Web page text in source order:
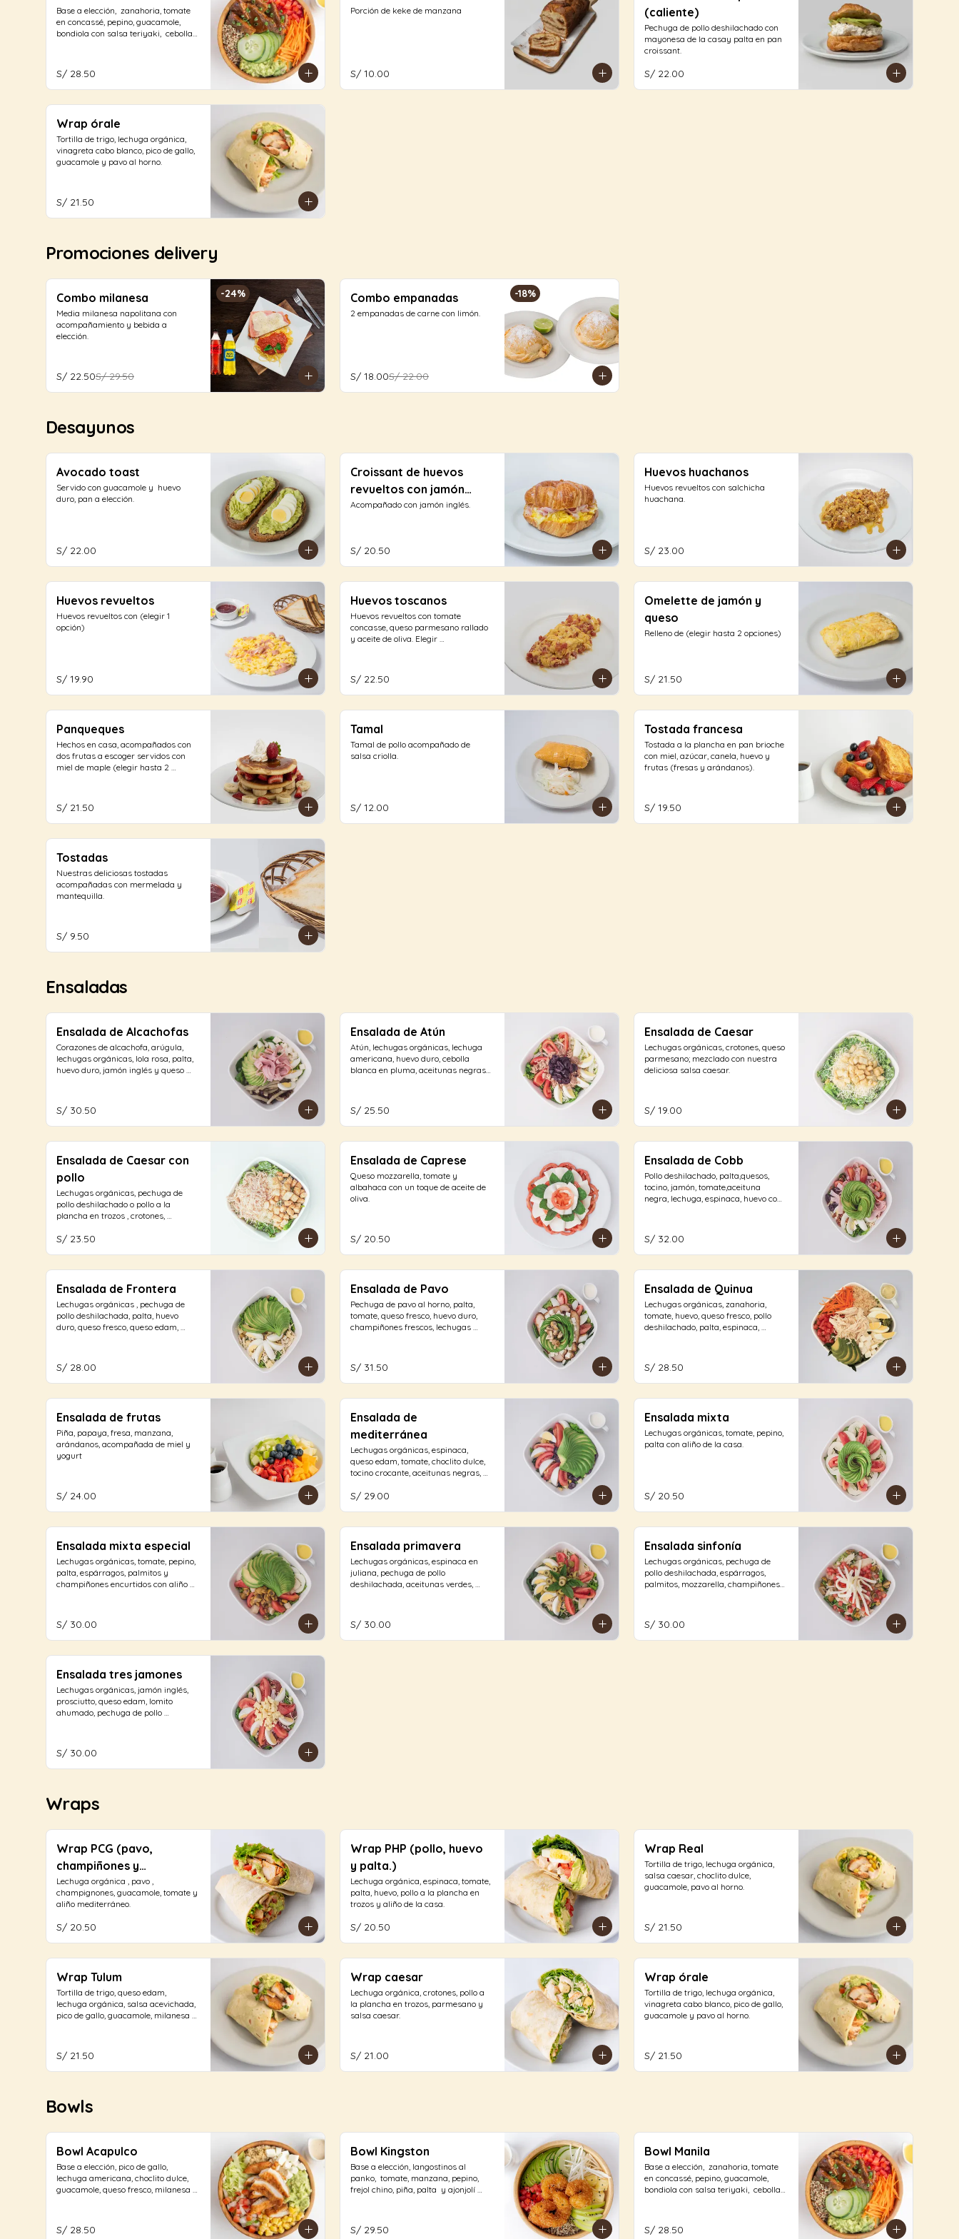
Base a elección,  zanahoria, tomate
en concassé, pepino, guacamole,
bondiola con salsa teriyaki,  cebolla
S/ 28.50
Porción de keke de manzana
S/ 10.00
(caliente)
Pechuga de pollo deshilachado con
mayonesa de la casay palta en pan
croissant.
S/ 22.00
Wrap órale
Tortilla de trigo, lechuga orgánica,
vinagreta cabo blanco, pico de gallo,
guacamole y pavo al horno.
S/ 21.50
Promociones delivery
-24%
Combo milanesa
Media milanesa napolitana con
acompañamiento y bebida a
elección.
S/ 22.50S/ 29.50
-18%
Combo empanadas
2 empanadas de carne con limón.
S/ 18.00S/ 22.00
Desayunos
Avocado toast
Servido con guacamole y  huevo
duro, pan a elección.
S/ 22.00
Croissant de huevos
revueltos con jamón
inglés y queso
Acompañado con jamón inglés.
S/ 20.50
Huevos huachanos
Huevos revueltos con salchicha
huachana.
S/ 23.00
Huevos revueltos
Huevos revueltos con (elegir 1
opción)
S/ 19.90
Huevos toscanos
Huevos revueltos con tomate
concasse, queso parmesano rallado
y aceite de oliva. Elegir
S/ 22.50
Omelette de jamón y
queso
Relleno de (elegir hasta 2 opciones)
S/ 21.50
Panqueques
Hechos en casa, acompañados con
dos frutas a escoger servidos con
miel de maple (elegir hasta 2
S/ 21.50
Tamal
Tamal de pollo acompañado de
salsa criolla.
S/ 12.00
Tostada francesa
Tostada a la plancha en pan brioche
con miel, azúcar, canela, huevo y
frutas (fresas y arándanos).
S/ 19.50
Tostadas
Nuestras deliciosas tostadas
acompañadas con mermelada y
mantequilla.
S/ 9.50
Ensaladas
Ensalada de Alcachofas
Corazones de alcachofa, arúgula,
lechugas orgánicas, lola rosa, palta,
huevo duro, jamón inglés y queso
S/ 30.50
Ensalada de Atún
Atún, lechugas orgánicas, lechuga
americana, huevo duro, cebolla
blanca en pluma, aceitunas negras
S/ 25.50
Ensalada de Caesar
Lechugas orgánicas, crotones, queso
parmesano; mezclado con nuestra
deliciosa salsa caesar.
S/ 19.00
Ensalada de Caesar con
pollo
Lechugas orgánicas, pechuga de
pollo deshilachado o pollo a la
plancha en trozos , crotones,
espolvoreo de queso parmesano.
S/ 23.50
Ensalada de Caprese
Queso mozzarella, tomate y
albahaca con un toque de aceite de
oliva.
S/ 20.50
Ensalada de Cobb
Pollo deshilachado, palta,quesos,
tocino, jamón, tomate,aceituna
negra, lechuga, espinaca, huevo con
S/ 32.00
Ensalada de Frontera
Lechugas orgánicas , pechuga de
pollo deshilachada, palta, huevo
duro, queso fresco, queso edam,
S/ 28.00
Ensalada de Pavo
Pechuga de pavo al horno, palta,
tomate, queso fresco, huevo duro,
champiñones frescos, lechugas
S/ 31.50
Ensalada de Quinua
Lechugas orgánicas, zanahoria,
tomate, huevo, queso fresco, pollo
deshilachado, palta, espinaca,
S/ 28.50
Ensalada de frutas
Piña, papaya, fresa, manzana,
arándanos, acompañada de miel y
yogurt
S/ 24.00
Ensalada de
mediterránea
Lechugas orgánicas, espinaca,
queso edam, tomate, choclito dulce,
tocino crocante, aceitunas negras,
elección.
S/ 29.00
Ensalada mixta
Lechugas orgánicas, tomate, pepino,
palta con aliño de la casa.
S/ 20.50
Ensalada mixta especial
Lechugas orgánicas, tomate, pepino,
palta, espárragos, palmitos y
champiñones encurtidos con aliño a
S/ 30.00
Ensalada primavera
Lechugas orgánicas, espinaca en
juliana, pechuga de pollo
deshilachada, aceitunas verdes,
S/ 30.00
Ensalada sinfonía
Lechugas orgánicas, pechuga de
pollo deshilachada, espárragos,
palmitos, mozzarella, champiñones
S/ 30.00
Ensalada tres jamones
Lechugas orgánicas, jamón inglés,
prosciutto, queso edam, lomito
ahumado, pechuga de pollo
S/ 30.00
Wraps
Wrap PCG (pavo,
champiñones y
guacamole)
Lechuga orgánica , pavo ,
champignones, guacamole, tomate y
aliño mediterráneo.
S/ 20.50
Wrap PHP (pollo, huevo
y palta.)
Lechuga orgánica, espinaca, tomate,
palta, huevo, pollo a la plancha en
trozos y aliño de la casa.
S/ 20.50
Wrap Real
Tortilla de trigo, lechuga orgánica,
salsa caesar, choclito dulce,
guacamole, pavo al horno.
S/ 21.50
Wrap Tulum
Tortilla de trigo, queso edam,
lechuga orgánica, salsa acevichada,
pico de gallo, guacamole, milanesa
S/ 21.50
Wrap caesar
Lechuga orgánica, crotones, pollo a
la plancha en trozos, parmesano y
salsa caesar.
S/ 21.00
Wrap órale
Tortilla de trigo, lechuga orgánica,
vinagreta cabo blanco, pico de gallo,
guacamole y pavo al horno.
S/ 21.50
Bowls
Bowl Acapulco
Base a elección, pico de gallo,
lechuga americana, choclito dulce,
guacamole, queso fresco, milanesa
S/ 28.50
Bowl Kingston
Base a elección, langostinos al
panko,  tomate, manzana, pepino,
frejol chino, piña, palta  y ajonjolí
S/ 29.50
Bowl Manila
Base a elección,  zanahoria, tomate
en concassé, pepino, guacamole,
bondiola con salsa teriyaki,  cebolla
S/ 28.50